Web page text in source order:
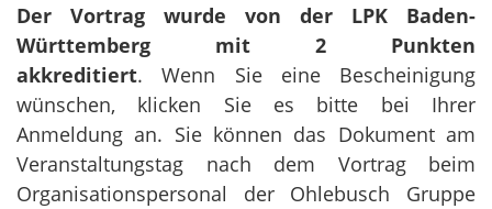
Der Vortrag wurde von der LPK Baden-
Württemberg mit 2 Punkten
akkreditiert. Wenn Sie eine Bescheinigung
wünschen, klicken Sie es bitte bei Ihrer
Anmeldung an. Sie können das Dokument am
Veranstaltungstag nach dem Vortrag beim
Organisationspersonal der Ohlebusch Gruppe